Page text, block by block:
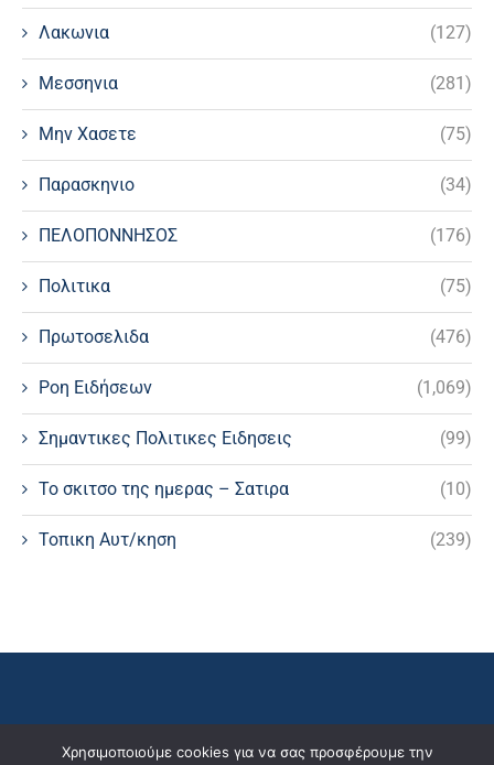
Λακωνια (127)
Μεσσηνια (281)
Μην Χασετε (75)
Παρασκηνιο (34)
ΠΕΛΟΠΟΝΝΗΣΟΣ (176)
Πολιτικα (75)
Πρωτοσελιδα (476)
Ροη Ειδήσεων (1,069)
Σημαντικες Πολιτικες Ειδησεις (99)
Το σκιτσο της ημερας – Σατιρα (10)
Τοπικη Αυτ/κηση (239)
Χρησιμοποιούμε cookies για να σας προσφέρουμε την